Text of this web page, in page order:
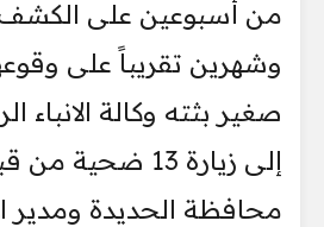
من أسبوعين على
وشهرين تقريباً على
صغير بثته وكالة الانباء
إلى زيارة 13
محافظة الحديدة ومدير